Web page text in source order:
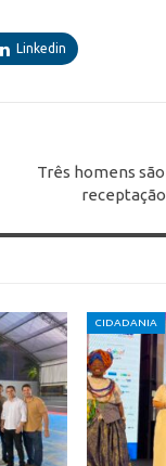
Linkedin
Três homens
CIDADANIA